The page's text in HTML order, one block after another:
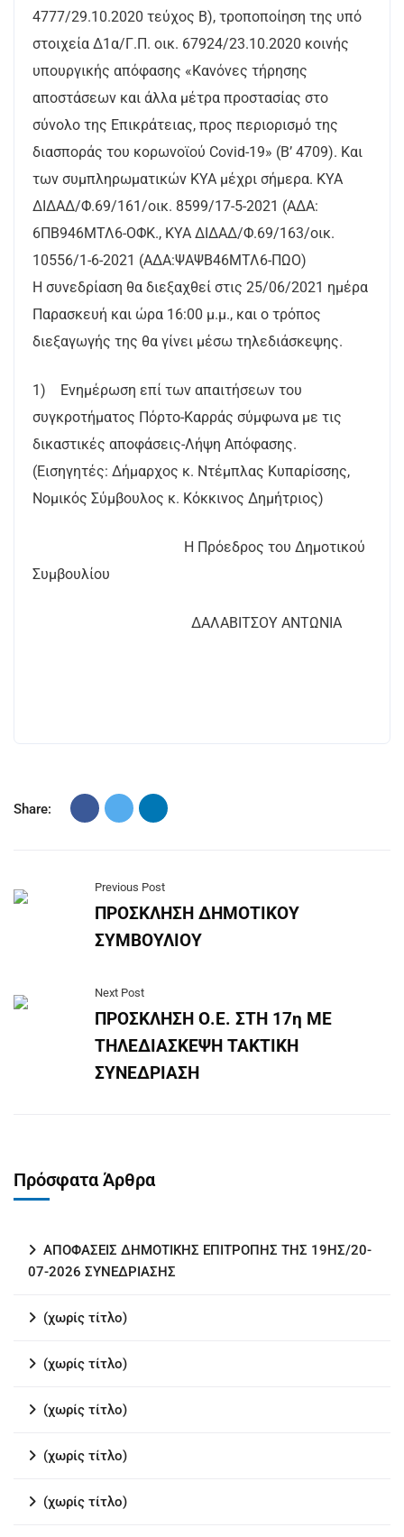
4777/29.10.2020 τεύχος Β), τροποποίηση της υπό
στοιχεία Δ1α/Γ.Π. οικ. 67924/23.10.2020 κοινής
υπουργικής απόφασης «Κανόνες τήρησης
αποστάσεων και άλλα μέτρα προστασίας στο
σύνολο της Επικράτειας, προς περιορισμό της
διασποράς του κορωνοϊού Covid-19» (Β’ 4709). Και
των συμπληρωματικών ΚΥΑ μέχρι σήμερα. ΚΥΑ
ΔΙΔΑΔ/Φ.69/161/οικ. 8599/17-5-2021 (ΑΔΑ:
6ΠΒ946ΜΤΛ6-ΟΦΚ., ΚΥΑ ΔΙΔΑΔ/Φ.69/163/οικ.
10556/1-6-2021 (ΑΔΑ:ΨΑΨΒ46ΜΤΛ6-ΠΩΟ)
Η συνεδρίαση θα διεξαχθεί στις 25/06/2021 ημέρα
Παρασκευή και ώρα 16:00 μ.μ., και ο τρόπος
διεξαγωγής της θα γίνει μέσω τηλεδιάσκεψης.
1) Ενημέρωση επί των απαιτήσεων του
συγκροτήματος Πόρτο-Καρράς σύμφωνα με τις
δικαστικές αποφάσεις-Λήψη Απόφασης.
(Εισηγητές: Δήμαρχος κ. Ντέμπλας Κυπαρίσσης,
Νομικός Σύμβουλος κ. Κόκκινος Δημήτριος)
Η Πρόεδρος του Δημοτικού
Συμβουλίου
ΔΑΛΑΒΙΤΣΟΥ ΑΝΤΩΝΙΑ
Share:
Previous Post
ΠΡΟΣΚΛΗΣΗ ΔΗΜΟΤΙΚΟΥ
ΣΥΜΒΟΥΛΙΟΥ
Next Post
ΠΡΟΣΚΛΗΣΗ Ο.Ε. ΣΤΗ 17η ΜΕ
ΤΗΛΕΔΙΑΣΚΕΨΗ ΤΑΚΤΙΚΗ
ΣΥΝΕΔΡΙΑΣΗ
Πρόσφατα Άρθρα
ΑΠΟΦΑΣΕΙΣ ΔΗΜΟΤΙΚΗΣ ΕΠΙΤΡΟΠΗΣ ΤΗΣ 19ΗΣ/20-
07-2026 ΣΥΝΕΔΡΙΑΣΗΣ
(χωρίς τίτλο)
(χωρίς τίτλο)
(χωρίς τίτλο)
(χωρίς τίτλο)
(χωρίς τίτλο)